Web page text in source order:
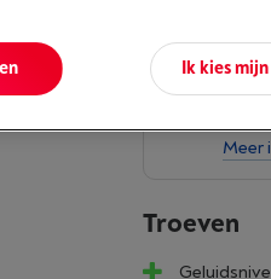
Meer
Troeven
Ik kies